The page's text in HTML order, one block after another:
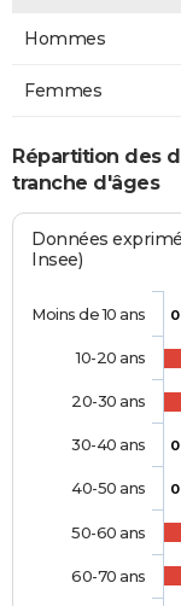
Hommes
Femmes
Répartition des
tranche d'âges
Données
Insee)
0
0
0
Moins de 10 ans
10-20 ans
20-30 ans
30-40 ans
40-50 ans
50-60 ans
60-70 ans